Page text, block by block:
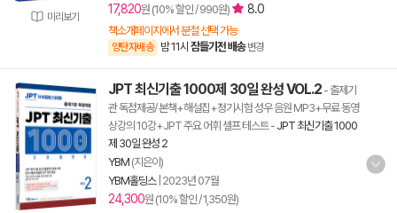
미리보기
17,820원 (10% 할인 / 990원) 8.0
책소개페이지에서 분철 선택 가능
양탄자배송 밤 11시 잠들기전 배송 변경
JPT 최신기출 1000제 30일 완성 VOL.2 - 출제기
관 독점제공/ 본책+해설집+정기시험 성우 음원 MP3+무료 동영
상강의 10강+JPT 주요 어휘 셀프 테스트- JPT 최신기출 1000
제 30일 완성 2
YBM (지은이)
YBM홀딩스| 2023년 07월
24,300원 (10% 할인 / 1,350원)